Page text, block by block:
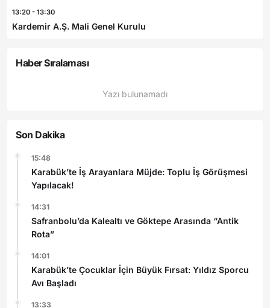
13:20 - 13:30
Kardemir A.Ş. Mali Genel Kurulu
Haber Sıralaması
Yazı bulunamadı
Son Dakika
15:48
Karabük’te İş Arayanlara Müjde: Toplu İş Görüşmesi
Yapılacak!
14:31
Safranbolu’da Kalealtı ve Göktepe Arasında “Antik
Rota”
14:01
Karabük’te Çocuklar İçin Büyük Fırsat: Yıldız Sporcu
Avı Başladı
13:33